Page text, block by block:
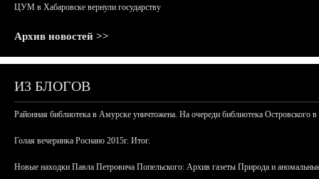
ЦУМ в Хабаровске вернули государству
Архив новостей >>
ИЗ БЛОГОВ
Районная библиотека в Амурске уничтожена. На очереди библиотека Островского
Голая вечеринка Роснано 2015г. Итог.
Новые находки Павла Петровича Попельского: Архив газеты Природа и